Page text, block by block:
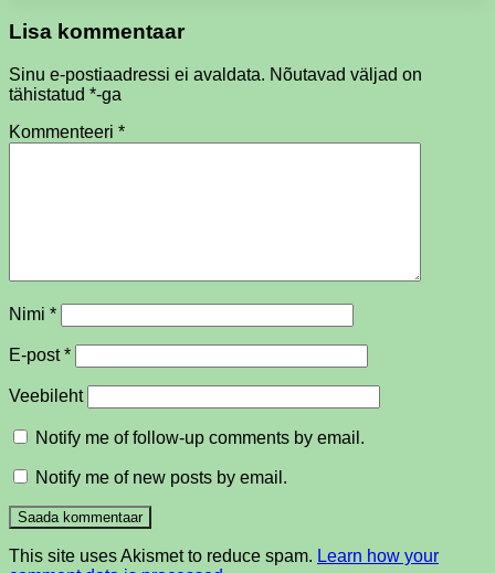
Lisa kommentaar
Sinu e-postiaadressi ei avaldata. Nõutavad väljad on
tähistatud *-ga
Kommenteeri *
Nimi *
E-post*
Veebileht
Notify me of follow-up comments by email.
Notify me of new posts by email.
This site uses Akismet to reduce spam. Learn how your